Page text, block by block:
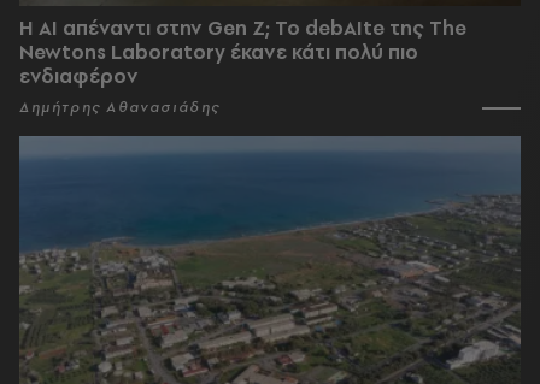
Η AI απέναντι στην Gen Z; Το debAIte της The
Newtons Laboratory έκανε κάτι πολύ πιο
ενδιαφέρον
Δημήτρης Αθανασιάδης